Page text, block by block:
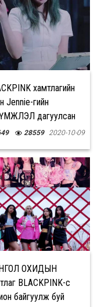
хамтлагийн
Jennie-гийн
дагуулсан
28559 2020-10-09
ОХИДЫН
BLACKPINK-с
байгуулж буй